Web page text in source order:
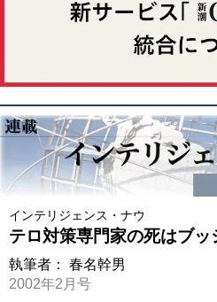
インテリジェンス・ナウ
テロ対策専門家の死はブッ
執筆者： 春名幹男
2002年2月号